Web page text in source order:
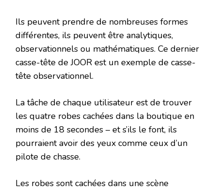
Ils peuvent prendre de nombreuses formes
différentes, ils peuvent être analytiques,
observationnels ou mathématiques. Ce dernier
casse-tête de JOOR est un exemple de casse-
tête observationnel.
La tâche de chaque utilisateur est de trouver
les quatre robes cachées dans la boutique en
moins de 18 secondes – et s’ils le font, ils
pourraient avoir des yeux comme ceux d’un
pilote de chasse.
Les robes sont cachées dans une scène